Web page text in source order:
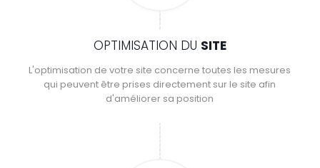
OPTIMISATION DU SITE
L'optimisation de votre site concerne toutes les mesures
qui peuvent être prises directement sur le site afin
d'améliorer sa position